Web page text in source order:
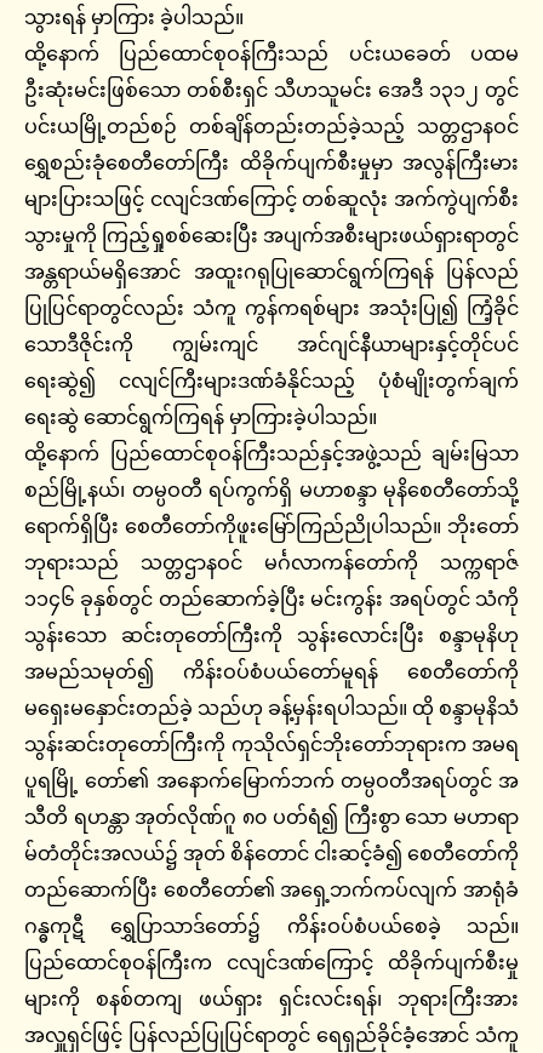
သွားရန် မှာကြား ခဲ့ပါသည်။
ထို့နောက် ပြည်ထောင်စုဝန်ကြီးသည် ပင်းယခေတ် ပထမ
ဦးဆုံးမင်းဖြစ်သော တစ်စီးရှင် သီဟသူမင်း အေဒီ ၁၃၁၂ တွင်
ပင်းယမြို့တည်စဉ် တစ်ချိန်တည်းတည်ခဲ့သည့် သတ္တဌာနဝင်
ရွှေစည်းခုံစေတီတော်ကြီး ထိခိုက်ပျက်စီးမှုမှာ အလွန်ကြီးမား
များပြားသဖြင့် ငလျင်ဒဏ်ကြောင့် တစ်ဆူလုံး အက်ကွဲပျက်စီး
သွားမှုကို ကြည့်ရှုစစ်ဆေးပြီး အပျက်အစီးများဖယ်ရှားရာတွင်
အန္တရာယ်မရှိအောင် အထူးဂရုပြုဆောင်ရွက်ကြရန် ပြန်လည်
ပြုပြင်ရာတွင်လည်း သံကူ ကွန်ကရစ်များ အသုံးပြု၍ ကြံ့ခိုင်
သောဒီဇိုင်းကို ကျွမ်းကျင် အင်ဂျင်နီယာများနှင့်တိုင်ပင်
ရေးဆွဲ၍ ငလျင်ကြီးများဒဏ်ခံနိုင်သည့် ပုံစံမျိုးတွက်ချက်
ရေးဆွဲ ဆောင်ရွက်ကြရန် မှာကြားခဲ့ပါသည်။
ထို့နောက် ပြည်ထောင်စုဝန်ကြီးသည်နှင့်အဖွဲ့သည် ချမ်းမြသာ
စည်မြို့နယ်၊ တမ္ပဝတီ ရပ်ကွက်ရှိ မဟာစန္ဒာ မုနိစေတီတော်သို့
ရောက်ရှိပြီး စေတီတော်ကိုဖူးမြော်ကြည်ညိုပါသည်။ ဘိုးတော်
ဘုရားသည် သတ္တဌာနဝင် မင်္ဂလာကန်တော်ကို သက္ကရာဇ်
၁၁၄၆ ခုနှစ်တွင် တည်ဆောက်ခဲ့ပြီး မင်းကွန်း အရပ်တွင် သံကို
သွန်းသော ဆင်းတုတော်ကြီးကို သွန်းလောင်းပြီး စန္ဒာမုနိဟု
အမည်သမုတ်၍ ကိန်းဝပ်စံပယ်တော်မူရန် စေတီတော်ကို
မရှေးမနှောင်းတည်ခဲ့ သည်ဟု ခန့်မှန်းရပါသည်။ ထို စန္ဒာမုနိသံ
သွန်းဆင်းတုတော်ကြီးကို ကုသိုလ်ရှင်ဘိုးတော်ဘုရားက အမရ
ပူရမြို့ တော်၏ အနောက်မြောက်ဘက် တမ္ပဝတီအရပ်တွင် အ
သီတိ ရဟန္တာ အုတ်လိုဏ်ဂူ ၈၀ ပတ်ရံ၍ ကြီးစွာ သော မဟာရာ
မ်တံတိုင်းအလယ်၌ အုတ် စိန်တောင် ငါးဆင့်ခံ၍ စေတီတော်ကို
တည်ဆောက်ပြီး စေတီတော်၏ အရှေ့ဘက်ကပ်လျက် အာရုံခံ
ဂန္ဓကုဋီ ရွှေပြာသာဒ်တော်၌ ကိန်းဝပ်စံပယ်စေခဲ့ သည်။
ပြည်ထောင်စုဝန်ကြီးက ငလျင်ဒဏ်ကြောင့် ထိခိုက်ပျက်စီးမှု
များကို စနစ်တကျ ဖယ်ရှား ရှင်းလင်းရန်၊ ဘုရားကြီးအား
အလှူရှင်ဖြင့် ပြန်လည်ပြုပြင်ရာတွင် ရေရှည်ခိုင်ခံ့အောင် သံကူ